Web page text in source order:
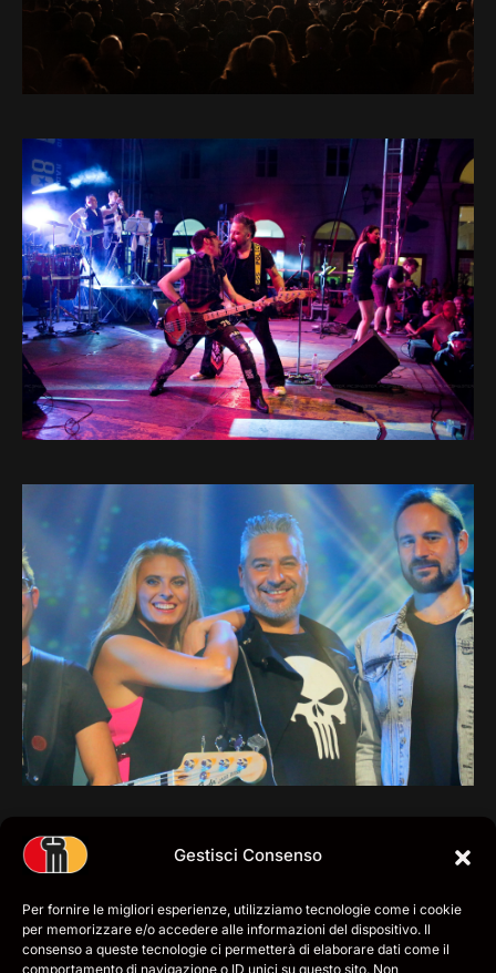
Gestisci Consenso
Per fornire le migliori esperienze, utilizziamo tecnologie come i cookie
per memorizzare e/o accedere alle informazioni del dispositivo. Il
consenso a queste tecnologie ci permetterà di elaborare dati come il
comportamento di navigazione o ID unici su questo sito. Non